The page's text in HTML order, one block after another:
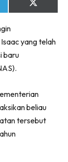
Share
on
yang telah
baru
beliau
tersebut